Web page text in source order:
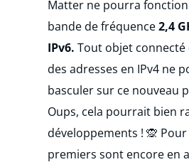
Matter ne pourra
bande de fréquence2,4
IPv6. Tout objet
des adresses en IPv4 ne
basculer sur ce nouveau
Oups, cela pourrait bien
développements ! 🙊
premiers sont encore en